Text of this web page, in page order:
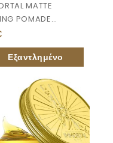
MATTE
POMADE
Dry Look”